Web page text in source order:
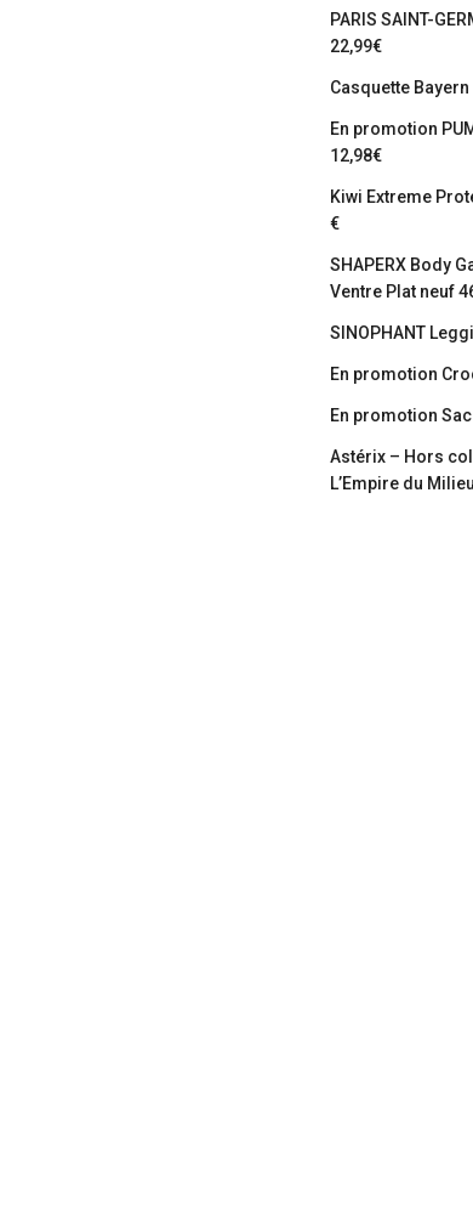
PARIS SAINT-
22,99€
Casquette
En promotion
12,98€
Kiwi Extreme
€
SHAPERX Body
Ventre Plat neuf
SINOPHANT
En promotion
En promotion
Astérix – Hors
L’Empire du